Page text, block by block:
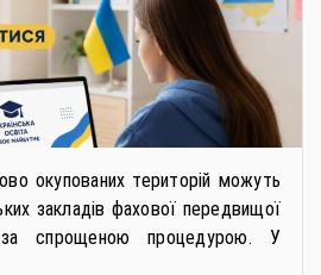
окупованих територій можуть
закладів фахової передвищої
спрощеною процедурою. У